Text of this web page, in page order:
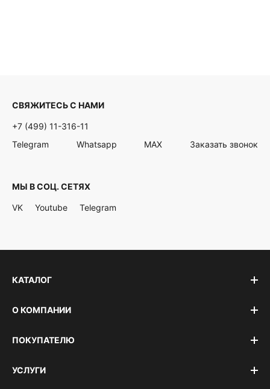
СВЯЖИТЕСЬ С НАМИ
+7 (499) 11-316-11
Telegram
Whatsapp MAX Заказать звонок
МЫ В СОЦ. СЕТЯХ
VK Youtube Telegram
КАТАЛОГ
О КОМПАНИИ
ПОКУПАТЕЛЮ
УСЛУГИ